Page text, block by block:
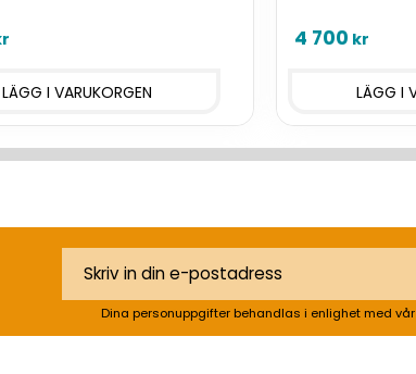
4 700 kr
Dina personuppgifter behandlas i enlighet med vår